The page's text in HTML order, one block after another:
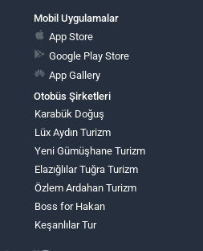
Mobil Uygulamalar
App Store
Google Play Store
App Gallery
Otobüs Şirketleri
Karabük Doğuş
Lüx Aydın Turizm
Yeni Gümüşhane Turizm
Elazığlılar Tuğra Turizm
Özlem Ardahan Turizm
Boss for Hakan
Keşanlılar Tur